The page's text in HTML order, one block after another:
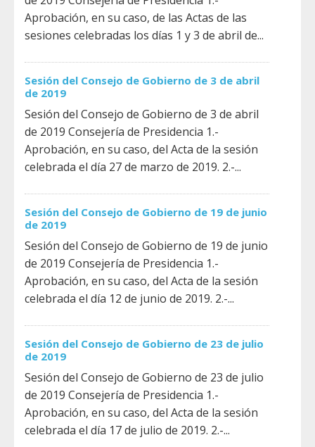
Aprobación, en su caso, de las Actas de las
sesiones celebradas los días 1 y 3 de abril de...
Sesión del Consejo de Gobierno de 3 de abril
de 2019
Sesión del Consejo de Gobierno de 3 de abril
de 2019 Consejería de Presidencia 1.-
Aprobación, en su caso, del Acta de la sesión
celebrada el día 27 de marzo de 2019. 2.-...
Sesión del Consejo de Gobierno de 19 de junio
de 2019
Sesión del Consejo de Gobierno de 19 de junio
de 2019 Consejería de Presidencia 1.-
Aprobación, en su caso, del Acta de la sesión
celebrada el día 12 de junio de 2019. 2.-...
Sesión del Consejo de Gobierno de 23 de julio
de 2019
Sesión del Consejo de Gobierno de 23 de julio
de 2019 Consejería de Presidencia 1.-
Aprobación, en su caso, del Acta de la sesión
celebrada el día 17 de julio de 2019. 2.-...